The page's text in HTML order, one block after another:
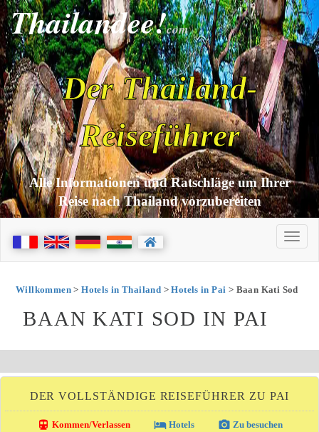
Thailandee!com
Der Thailand-
Reiseführer
Alle Informationen und Ratschläge um Ihrer
Reise nach Thailand vorzubereiten
Willkommen>Hotels in Thailand >Hotels in Pai > Baan Kati Sod
BAAN KATI SOD IN PAI
DER VOLLSTÄNDIGE REISEFÜHRER ZU PAI
directions_transit Kommen/Verlassen local_hotelHotels photo_camera Zu besuchen